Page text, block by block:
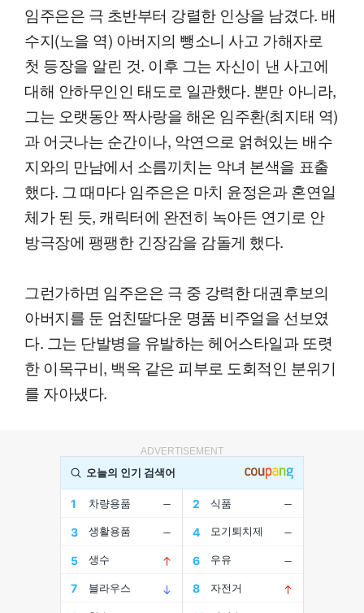
임주은은 극 초반부터 강렬한 인상을 남겼다. 배
수지(노을 역) 아버지의 뺑소니 사고 가해자로
첫 등장을 알린 것. 이후 그는 자신이 낸 사고에
대해 안하무인인 태도로 일관했다. 뿐만 아니라,
그는 오랫동안 짝사랑을 해온 임주환(최지태 역)
과 어긋나는 순간이나, 악연으로 얽혀있는 배수
지와의 만남에서 소름끼치는 악녀 본색을 표출
했다. 그 때마다 임주은은 마치 윤정은과 혼연일
체가 된 듯, 캐릭터에 완전히 녹아든 연기로 안
방극장에 팽팽한 긴장감을 감돌게 했다.
그런가하면 임주은은 극 중 강력한 대권후보의
아버지를 둔 엄친딸다운 명품 비주얼을 선보였
다. 그는 단발병을 유발하는 헤어스타일과 또렷
한 이목구비, 백옥 같은 피부로 도회적인 분위기
를 자아냈다.
ADVERTISEMENT